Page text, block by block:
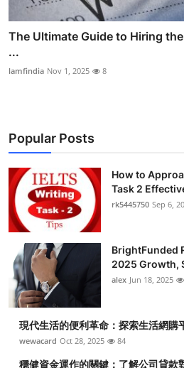
The Ultimate Guide to Hiring
...
lamfindia Nov 1, 2025 8
Popular Posts
How to
Task 2
rk5445750 Sep 6,
BrightFunded
2025 Growth,
alex Jun 18, 2025
現代生活的便利革命：探索生活網購
wewacard Oct 28, 2025 84
穩健資金運作的關鍵：了解公司貸款